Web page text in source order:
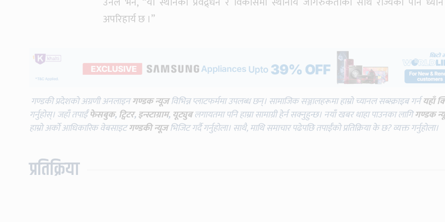
अपरिहार्य छ ।”
गण्डकी प्रदेशको अग्रणी अनलाइनगण्डक न्यूजविभिन्न प्लाटफर्ममा उपलब्ध छन्। सामाजिक सञ्जालहरूमा हाम्रो च्यानल सब्स्क्राइब गर्नयहाँ
गर्नुहोस्। जहाँ तपाईँफेसबुक,ट्विटर,इन्स्टाग्राम, यूट्युब लगायतमा पनि हाम्रा सामाग्री हेर्न सक्नुहुन्छ। नयाँ खबर थाहा पाउनका लागिगण्डक
हाम्रो अर्को आधिकारिक वेबसाइटगण्डकी न्यूजभिजिट गर्दै गर्नुहोला। साथै, माथि समाचार पढेपछि तपाईँको प्रतिक्रिया के छ? व्यक्त गर्नुहोला।
प्रतिक्रिया